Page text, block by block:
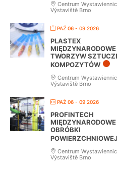
Centrum
Výstaviště Brno
PAŹ 06 - 09 2026
PLASTEX
TWORZYW
KOMPOZYTÓW
Centrum
Výstaviště Brno
PAŹ 06 - 09 2026
PROFINTECH
OBRÓBKI
POWIERZCHNIOWEJ
Centrum
Výstaviště Brno